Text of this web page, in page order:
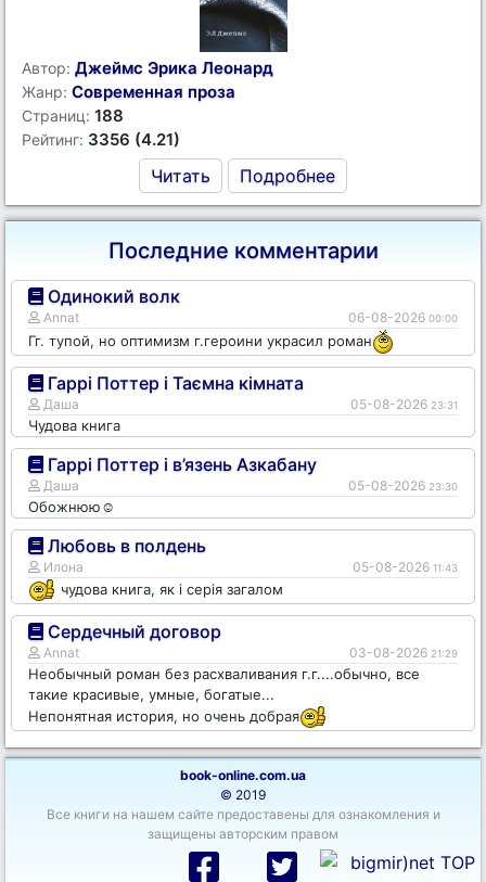
Автор: Джеймс Эрика Леонард
Жанр: Современная проза
Страниц: 188
Рейтинг: 3356 (4.21)
Читать Подробнее
Последние комментарии
Одинокий волк
Annat 06-08-2026 00:00
Гг. тупой, но оптимизм г.героини украсил роман
Гаррі Поттер і Таємна кімната
Даша 05-08-2026 23:31
Чудова книга
Гаррі Поттер і в’язень Азкабану
Даша 05-08-2026 23:30
Обожнюю☺️
Любовь в полдень
Илона 05-08-2026 11:43
чудова книга, як і серія загалом
Сердечный договор
Annat 03-08-2026 21:29
Необычный роман без расхваливания г.г....обычно, все
такие красивые, умные, богатые...
Непонятная история, но очень добрая
book-online.com.ua
© 2019
Все книги на нашем сайте предоставены для ознакомления и
защищены авторским правом